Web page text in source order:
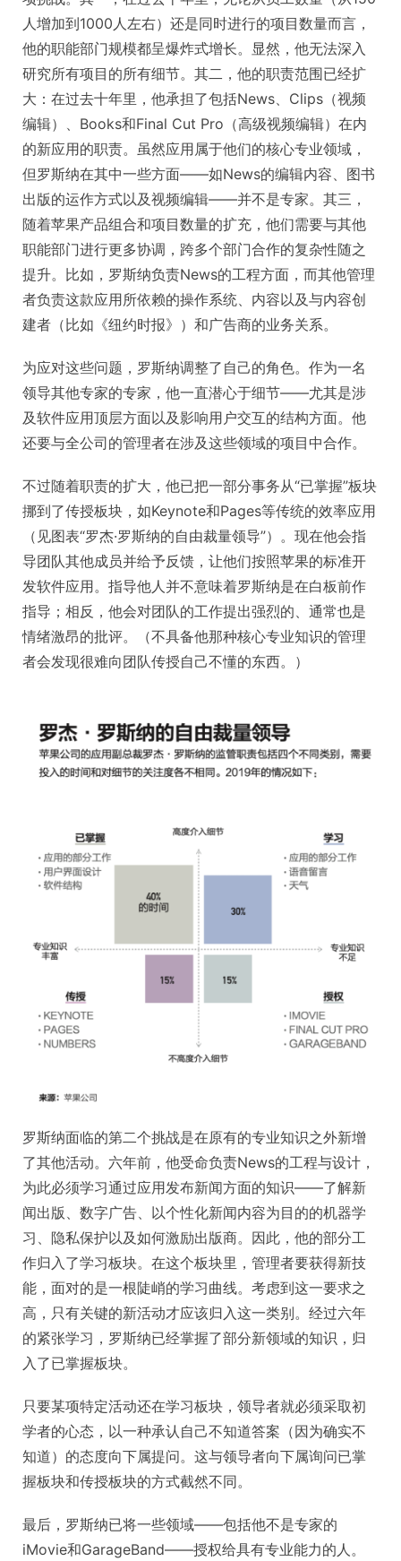
人增加到1000人左右）还是同时进行的项目数量而言，
他的职能部门规模都呈爆炸式增长。显然，他无法深入
研究所有项目的所有细节。其二，他的职责范围已经扩
大：在过去十年里，他承担了包括News、Clips（视频
编辑）、Books和Final Cut Pro（高级视频编辑）在内
的新应用的职责。虽然应用属于他们的核心专业领域，
但罗斯纳在其中一些方面——如News的编辑内容、图书
出版的运作方式以及视频编辑——并不是专家。其三，
随着苹果产品组合和项目数量的扩充，他们需要与其他
职能部门进行更多协调，跨多个部门合作的复杂性随之
提升。比如，罗斯纳负责News的工程方面，而其他管理
者负责这款应用所依赖的操作系统、内容以及与内容创
建者（比如《纽约时报》）和广告商的业务关系。
为应对这些问题，罗斯纳调整了自己的角色。作为一名
领导其他专家的专家，他一直潜心于细节——尤其是涉
及软件应用顶层方面以及影响用户交互的结构方面。他
还要与全公司的管理者在涉及这些领域的项目中合作。
不过随着职责的扩大，他已把一部分事务从“已掌握”板块
挪到了传授板块，如Keynote和Pages等传统的效率应用
（见图表“罗杰·罗斯纳的自由裁量领导”）。现在他会指
导团队其他成员并给予反馈，让他们按照苹果的标准开
发软件应用。指导他人并不意味着罗斯纳是在白板前作
指导；相反，他会对团队的工作提出强烈的、通常也是
情绪激昂的批评。（不具备他那种核心专业知识的管理
者会发现很难向团队传授自己不懂的东西。）
罗斯纳面临的第二个挑战是在原有的专业知识之外新增
了其他活动。六年前，他受命负责News的工程与设计，
为此必须学习通过应用发布新闻方面的知识——了解新
闻出版、数字广告、以个性化新闻内容为目的的机器学
习、隐私保护以及如何激励出版商。因此，他的部分工
作归入了学习板块。在这个板块里，管理者要获得新技
能，面对的是一根陡峭的学习曲线。考虑到这一要求之
高，只有关键的新活动才应该归入这一类别。经过六年
的紧张学习，罗斯纳已经掌握了部分新领域的知识，归
入了已掌握板块。
只要某项特定活动还在学习板块，领导者就必须采取初
学者的心态，以一种承认自己不知道答案（因为确实不
知道）的态度向下属提问。这与领导者向下属询问已掌
握板块和传授板块的方式截然不同。
最后，罗斯纳已将一些领域——包括他不是专家的
iMovie和GarageBand——授权给具有专业能力的人。